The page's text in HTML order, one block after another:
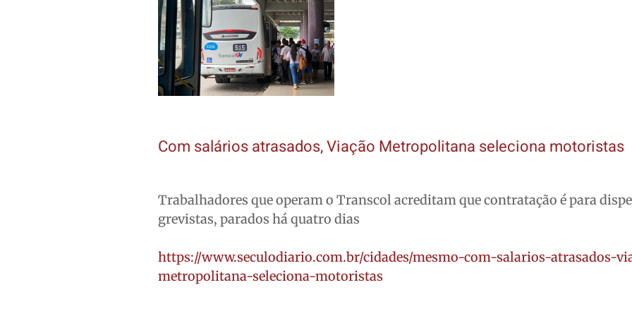
Com salários atrasados, Viação Metropolitana seleciona motoristas
Trabalhadores que operam o Transcol acreditam que contratação é para
grevistas, parados há quatro dias
https://www.seculodiario.com.br/cidades/mesmo-com-salarios-atrasados-
metropolitana-seleciona-motoristas